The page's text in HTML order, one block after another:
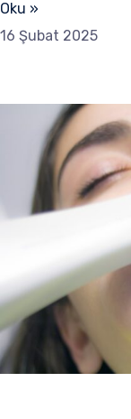
Oku »
16 Şubat 2025